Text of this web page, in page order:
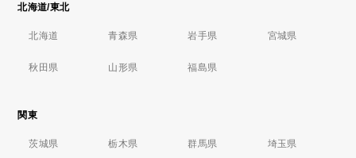
北海道/東北
北海道 青森県 岩手県 宮城県
秋田県 山形県 福島県
関東
茨城県 栃木県 群馬県 埼玉県